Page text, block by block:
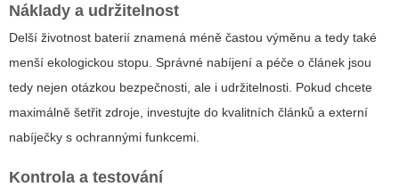
Náklady a udržitelnost
Delší životnost baterií znamená méně častou výměnu a tedy také
menší ekologickou stopu. Správné nabíjení a péče o článek jsou
tedy nejen otázkou bezpečnosti, ale i udržitelnosti. Pokud chcete
maximálně šetřit zdroje, investujte do kvalitních článků a externí
nabíječky s ochrannými funkcemi.
Kontrola a testování